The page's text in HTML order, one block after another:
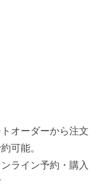
オーダーから注文
可能。
ライン予約・購入